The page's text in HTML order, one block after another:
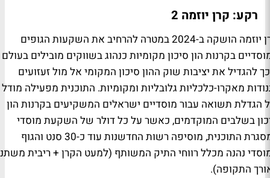
רקע: קרן יוזמה 2
קרן יוזמה הושקה ב-2024 במטרה להרחיב את השקעות הגופים
בקרנות הון סיכון מקומיות כנהוג בשווקים מובילים בעולם
להגדיל את יציבות שוק ההון סיכון המקומי אל מול זעזועים
מאקרו-כלכליות גלובליות ומקומיות. התוכנית מפעילה מודל
הגדלת תשואה עבור מוסדיים ישראלים המשקיעים בקרנות הון
בשלבים המוקדמים, כאשר על כל דולר של השקעת מוסדי
במסגרת התוכנית, מוסיפה רשות החדשנות עוד כ-30 סנט והגוף
נהנה מכלל רווחי התיק המשותף (למעט הקרן + ריבית
התקופה).